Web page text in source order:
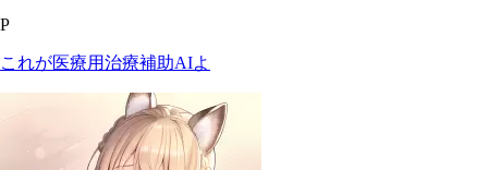
P
これが医療用治療補助AIよ